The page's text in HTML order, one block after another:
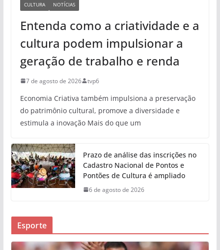
CULTURA NOTÍCIAS
Entenda como a criatividade e a
cultura podem impulsionar a
geração de trabalho e renda
7 de agosto de 2026 tvp6
Economia Criativa também impulsiona a preservação
do patrimônio cultural, promove a diversidade e
estimula a inovação Mais do que um
Prazo de análise das inscrições no
Cadastro Nacional de Pontos e
Pontões de Cultura é ampliado
6 de agosto de 2026
Esporte